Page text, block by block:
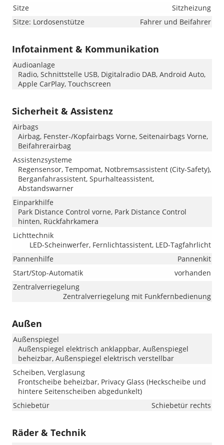
Sitze
Sitzheizung
Sitze: Lordosenstütze
Fahrer und Beifahrer
Infotainment & Kommunikation
Audioanlage
Radio, Schnittstelle USB, Digitalradio DAB, Android Auto,
Apple CarPlay, Touchscreen
Sicherheit & Assistenz
Airbags
Airbag, Fenster-/Kopfairbags Vorne, Seitenairbags Vorne,
Beifahrerairbag
Assistenzsysteme
Regensensor, Tempomat, Notbremsassistent (City-Safety),
Berganfahrassistent, Spurhalteassistent,
Abstandswarner
Einparkhilfe
Park Distance Control vorne, Park Distance Control
hinten, Rückfahrkamera
Lichttechnik
LED-Scheinwerfer, Fernlichtassistent, LED-Tagfahrlicht
Pannenhilfe
Pannenkit
Start/Stop-Automatik
vorhanden
Zentralverriegelung
Zentralverriegelung mit Funkfernbedienung
Außen
Außenspiegel
Außenspiegel elektrisch anklappbar, Außenspiegel
beheizbar, Außenspiegel elektrisch verstellbar
Scheiben, Verglasung
Frontscheibe beheizbar, Privacy Glass (Heckscheibe und
hintere Seitenscheiben abgedunkelt)
Schiebetür
Schiebetür rechts
Räder & Technik